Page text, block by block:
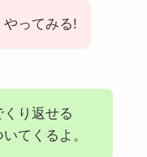
ってみる!
り返せる
てくるよ。